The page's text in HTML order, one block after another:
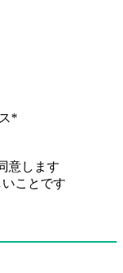
*
意します
ことです